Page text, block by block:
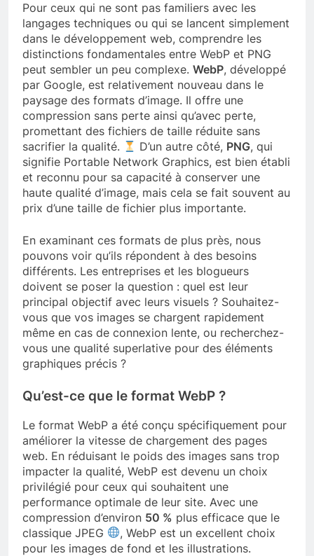
Pour ceux qui ne sont pas familiers avec les
langages techniques ou qui se lancent simplement
dans le développement web, comprendre les
distinctions fondamentales entre WebP et PNG
peut sembler un peu complexe. WebP, développé
par Google, est relativement nouveau dans le
paysage des formats d’image. Il offre une
compression sans perte ainsi qu’avec perte,
promettant des fichiers de taille réduite sans
sacrifier la qualité.
D’un autre côté, PNG, qui
signifie Portable Network Graphics, est bien établi
et reconnu pour sa capacité à conserver une
haute qualité d’image, mais cela se fait souvent au
prix d’une taille de fichier plus importante.
En examinant ces formats de plus près, nous
pouvons voir qu’ils répondent à des besoins
différents. Les entreprises et les blogueurs
doivent se poser la question : quel est leur
principal objectif avec leurs visuels ? Souhaitez-
vous que vos images se chargent rapidement
même en cas de connexion lente, ou recherchez-
vous une qualité superlative pour des éléments
graphiques précis ?
Qu’est-ce que le format WebP ?
Le format WebP a été conçu spécifiquement pour
améliorer la vitesse de chargement des pages
web. En réduisant le poids des images sans trop
impacter la qualité, WebP est devenu un choix
privilégié pour ceux qui souhaitent une
performance optimale de leur site. Avec une
compression d’environ 50 % plus efficace que le
classique JPEG
, WebP est un excellent choix
pour les images de fond et les illustrations.